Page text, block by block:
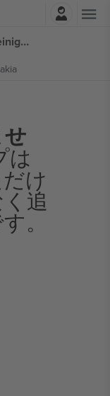
Cocktails selber mixen | Zubereitung einiger Cocktails チケット
は
け
追
。